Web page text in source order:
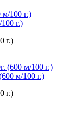
г.)
г.)
м/100 г.)
г.)